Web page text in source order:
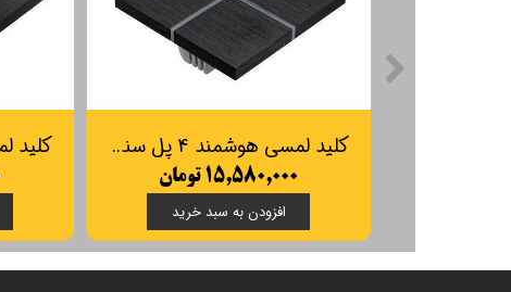
کلید لمسی هوشمند 4 پل سنتیدو Sentido
۱۵,۵۸۰,۰۰۰ تومان
افزودن به سبد خرید